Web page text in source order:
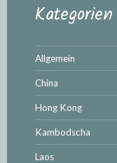
Kategorien
Allgemein
China
Hong Kong
Kambodscha
Laos